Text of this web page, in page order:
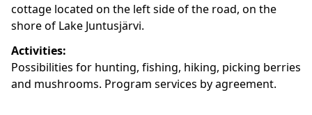
cottage located on the left side of the road, on the
shore of Lake Juntusjärvi.
Activities:
Possibilities for hunting, fishing, hiking, picking berries
and mushrooms. Program services by agreement.